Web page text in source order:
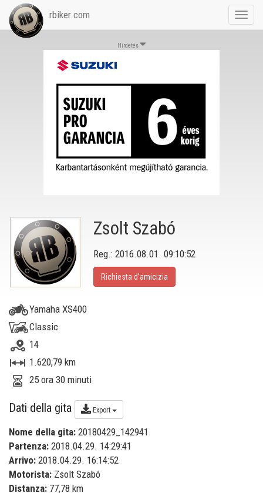
rbiker.com
Hirdetés
Zsolt Szabó
Reg.: 2016.08.01. 09:10:52
Richiesta d’amicizia
Yamaha XS400
Classic
14
1.620,79 km
25 ora 30 minuti
Dati della gita Export
Nome della gita: 20180429_142941
Partenza: 2018.04.29. 14:29:41
Arrivo: 2018.04.29. 16:14:52
Motorista: Zsolt Szabó
Distanza: 77,78 km